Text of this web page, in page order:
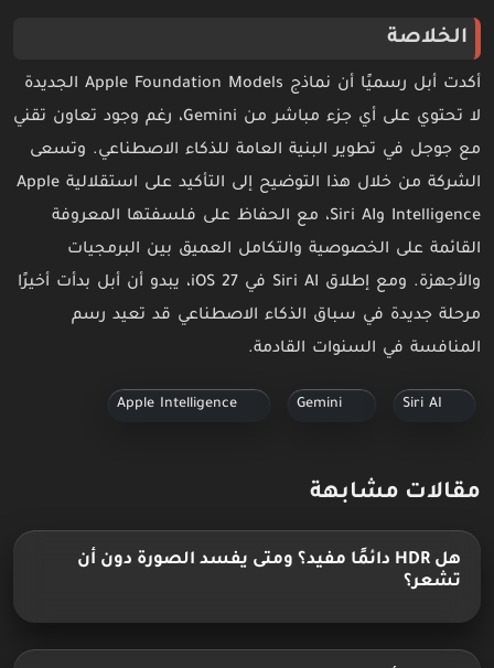
الخلاصة
أكدت أبل رسميًا أن نماذج Apple Foundation Models الجديدة
لا تحتوي على أي جزء مباشر من Gemini، رغم وجود تعاون تقني
مع جوجل في تطوير البنية العامة للذكاء الاصطناعي. وتسعى
الشركة من خلال هذا التوضيح إلى التأكيد على استقلالية Apple
Intelligence وSiri AI، مع الحفاظ على فلسفتها المعروفة
القائمة على الخصوصية والتكامل العميق بين البرمجيات
والأجهزة. ومع إطلاق Siri AI في iOS 27، يبدو أن أبل بدأت أخيرًا
مرحلة جديدة في سباق الذكاء الاصطناعي قد تعيد رسم
المنافسة في السنوات القادمة.
Apple Intelligence
مقالات مشابهة
هل HDR دائمًا مفيد؟ ومتى يفسد الصورة دون أن
تشعر؟